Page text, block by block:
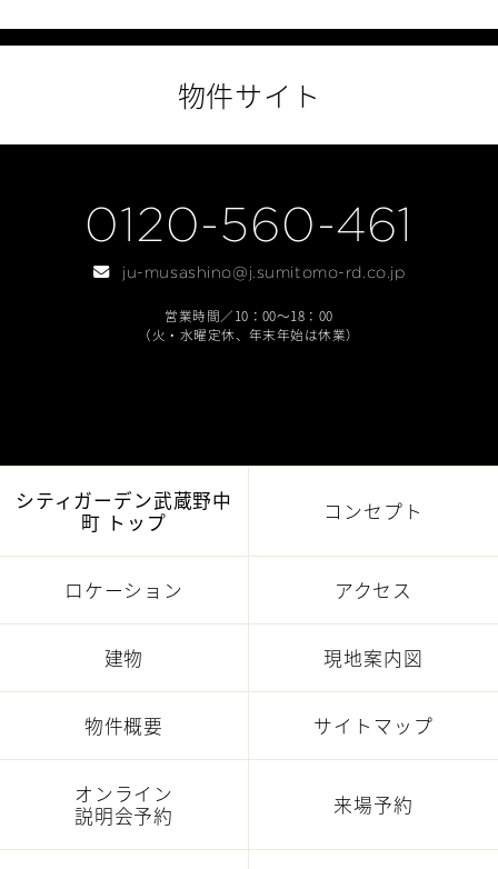
物件サイト
0120-560-461
ju-musashino@j.sumitomo-rd.co.jp
営業時間／10：00～18：00
（火・水曜定休、年末年始は休業）
シティガーデン武蔵野中
町 トップ
コンセプト
ロケーション アクセス
建物 現地案内図
物件概要 サイトマップ
オンライン
説明会予約
来場予約